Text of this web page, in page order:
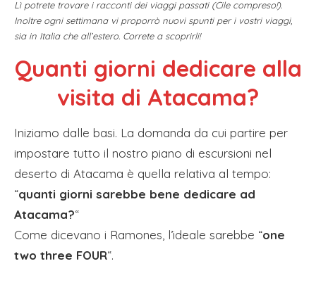
Lì potrete trovare i racconti dei viaggi passati (Cile compreso!).
Inoltre ogni settimana vi proporrò nuovi spunti per i vostri viaggi,
sia in Italia che all’estero. Correte a scoprirli!
Quanti giorni dedicare alla
visita di Atacama?
Iniziamo dalle basi. La domanda da cui partire per
impostare tutto il nostro piano di escursioni nel
deserto di Atacama è quella relativa al tempo:
“quanti giorni sarebbe bene dedicare ad
Atacama?“
Come dicevano i Ramones, l’ideale sarebbe “one
two three FOUR“.